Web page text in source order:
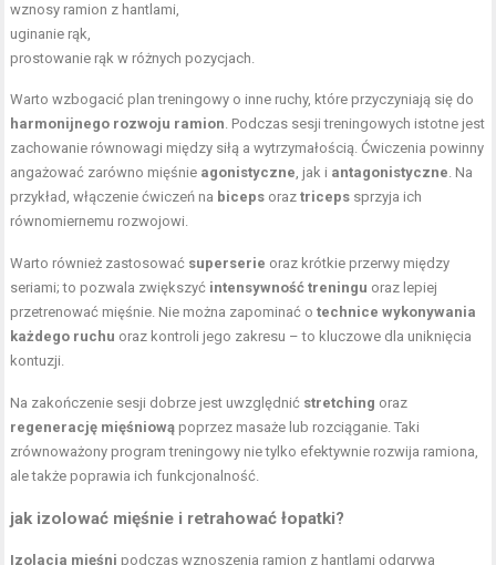
wznosy ramion z hantlami,
uginanie rąk,
prostowanie rąk w różnych pozycjach.
Warto wzbogacić plan treningowy o inne ruchy, które przyczyniają się do
harmonijnego rozwoju ramion. Podczas sesji treningowych istotne jest
zachowanie równowagi między siłą a wytrzymałością. Ćwiczenia powinny
angażować zarówno mięśnie agonistyczne, jak i antagonistyczne. Na
przykład, włączenie ćwiczeń na biceps oraztriceps sprzyja ich
równomiernemu rozwojowi.
Warto również zastosować superserie oraz krótkie przerwy między
seriami; to pozwala zwiększyć intensywność treningu oraz lepiej
przetrenować mięśnie. Nie można zapominać otechnice wykonywania
każdego ruchu oraz kontroli jego zakresu – to kluczowe dla uniknięcia
kontuzji.
Na zakończenie sesji dobrze jest uwzględnić stretching oraz
regenerację mięśniową poprzez masaże lub rozciąganie. Taki
zrównoważony program treningowy nie tylko efektywnie rozwija ramiona,
ale także poprawia ich funkcjonalność.
jak izolować mięśnie i retrahować łopatki?
Izolacja mięśni podczas wznoszenia ramion z hantlami odgrywa